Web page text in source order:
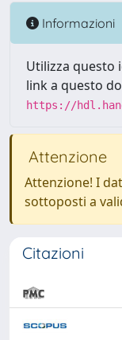
Informazioni
Utilizza questo
link a questo
https://
Attenzione
Attenzione! I
sottoposti a
Citazioni